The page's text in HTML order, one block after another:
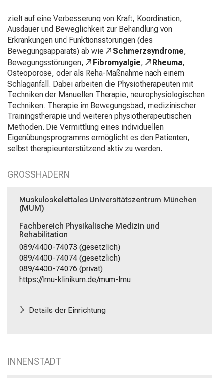
zielt auf eine Verbesserung von Kraft, Koordination,
Ausdauer und Beweglichkeit zur Behandlung von
Erkrankungen und Funktionsstörungen (des
Bewegungsapparats) ab wie
Schmerzsyndrome,
Bewegungsstörungen,
Fibromyalgie, Rheuma,
Osteoporose, oder als Reha-Maßnahme nach einem
Schlaganfall. Dabei arbeiten die Physiotherapeuten mit
Techniken der Manuellen Therapie, neurophysiologischen
Techniken, Therapie im Bewegungsbad, medizinischer
Trainingstherapie und weiteren physiotherapeutischen
Methoden. Die Vermittlung eines individuellen
Eigenübungsprogramms ermöglicht es den Patienten,
selbst therapieunterstützend aktiv zu werden.
GROSSHADERN
Muskuloskelettales Universitätszentrum München
(MUM)
Fachbereich Physikalische Medizin und
Rehabilitation
089/4400-74073 (gesetzlich)
089/4400-74074 (gesetzlich)
089/4400-74076 (privat)
https://lmu-klinikum.de/mum-lmu
Details der Einrichtung
INNENSTADT
und
lassen
Sie
sich
von
der
gelebten
Pflegewissenschaft
begeistern
–
ganz
unverbindlich
und
Anmeldung.
mehr Informationen
Schließen